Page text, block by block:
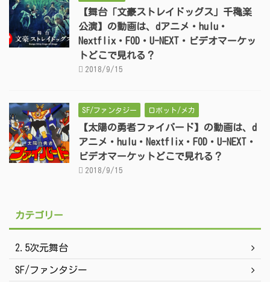
【舞台「文豪ストレイドッグス」千穐楽
公演】の動画は、dアニメ・hulu・
Nextflix・FOD・U-NEXT・ビデオマーケッ
トどこで見れる？
2018/9/15
SF/ファンタジー ロボット/メカ
【太陽の勇者ファイバード】の動画は、d
アニメ・hulu・Nextflix・FOD・U-NEXT・
ビデオマーケットどこで見れる？
2018/9/15
カテゴリー
2.5次元舞台
SF/ファンタジー